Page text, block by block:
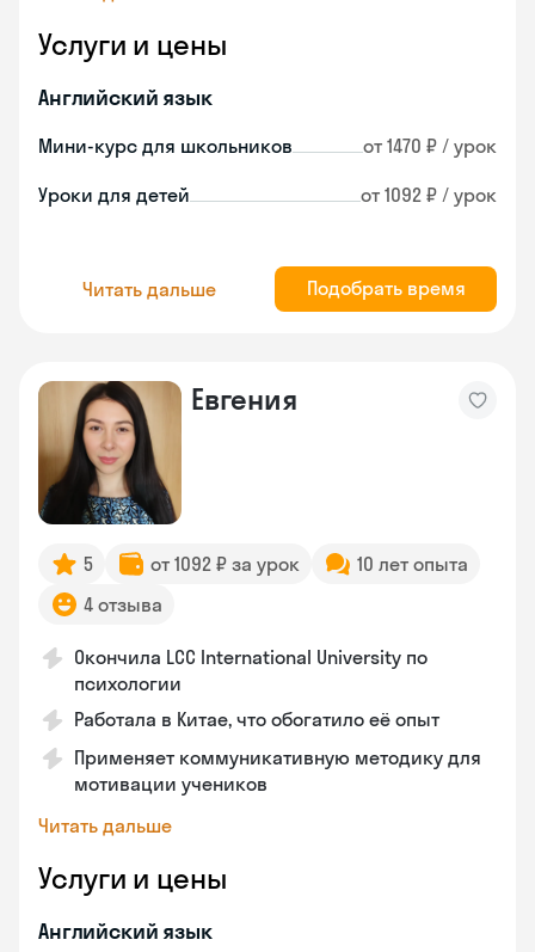
Услуги и цены
Английский язык
Мини-курс для школьников от 1470 ₽ / урок
Уроки для детей от 1092 ₽ / урок
Читать дальше Подобрать время
Евгения
5 от 1092 ₽ за урок
10 лет опыта
4 отзыва
Окончила LCC International University по
психологии
Работала в Китае, что обогатило её опыт
Применяет коммуникативную методику для
мотивации учеников
Читать дальше
Услуги и цены
Английский язык